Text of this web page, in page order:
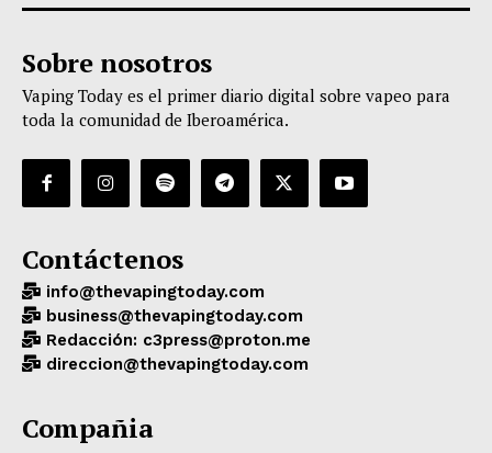
Sobre nosotros
Vaping Today es el primer diario digital sobre vapeo para
toda la comunidad de Iberoamérica.
Contáctenos
info@thevapingtoday.com
business@thevapingtoday.com
Redacción: c3press@proton.me
direccion@thevapingtoday.com
Compañia